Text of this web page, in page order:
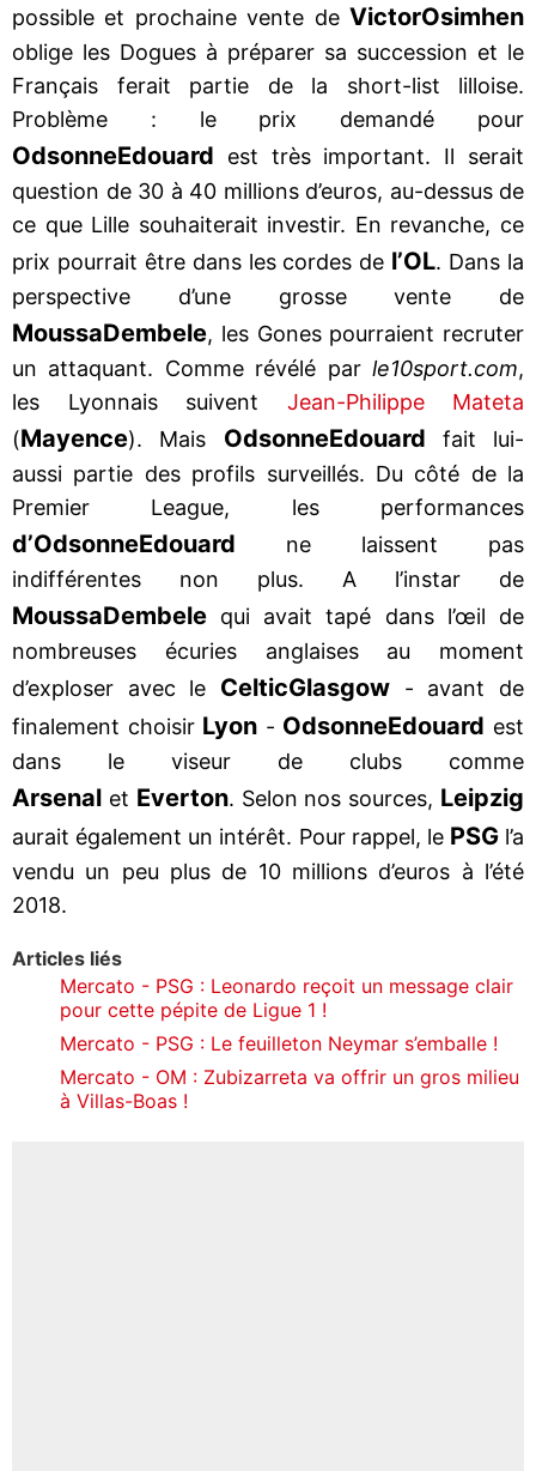
possible et prochaine vente de VictorOsimhen
oblige les Dogues à préparer sa succession et le
Français ferait partie de la short-list lilloise.
Problème : le prix demandé pour
OdsonneEdouard est très important. Il serait
question de 30 à 40 millions d’euros, au-dessus de
ce que Lille souhaiterait investir. En revanche, ce
prix pourrait être dans les cordes de l’OL. Dans la
perspective d’une grosse vente de
MoussaDembele, les Gones pourraient recruter
un attaquant. Comme révélé par le10sport.com,
les Lyonnais suivent Jean-Philippe Mateta
(Mayence). Mais OdsonneEdouard fait lui-
aussi partie des profils surveillés. Du côté de la
Premier League, les performances
d’OdsonneEdouard ne laissent pas
indifférentes non plus. A l’instar de
MoussaDembele qui avait tapé dans l’œil de
nombreuses écuries anglaises au moment
d’exploser avec le CelticGlasgow - avant de
finalement choisir Lyon - OdsonneEdouard est
dans le viseur de clubs comme
Arsenal et Everton. Selon nos sources, Leipzig
aurait également un intérêt. Pour rappel, le PSGl’a
vendu un peu plus de 10 millions d’euros à l’été
2018.
Articles liés
Mercato - PSG : Leonardo reçoit un message clair
pour cette pépite de Ligue 1 !
Mercato - PSG : Le feuilleton Neymar s’emballe !
Mercato - OM : Zubizarreta va offrir un gros milieu
à Villas-Boas !